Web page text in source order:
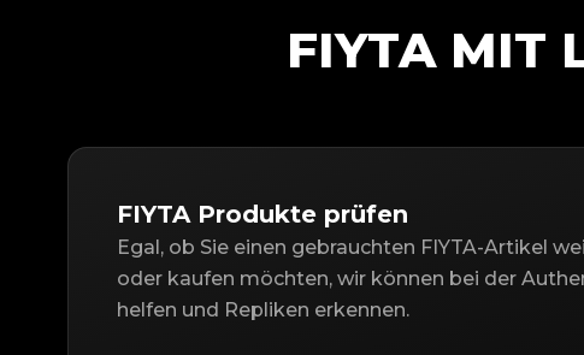
FIYTA MIT
FIYTA Produkte prüfen
Egal, ob Sie einen gebrauchten FIYTA-Artikel
oder kaufen möchten, wir können bei der
helfen und Repliken erkennen.